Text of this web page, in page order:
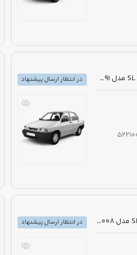
مزایده دولتی خودرو سایپا 131 SL مدل 1391 رنگ نوک مدادی متالیک
در انتظار ارسال پیشنهاد
مزایده دولتی خودرو بنز SL350 مدل 2008 رنگ مشکی روغنی
در انتظار ارسال پیشنهاد